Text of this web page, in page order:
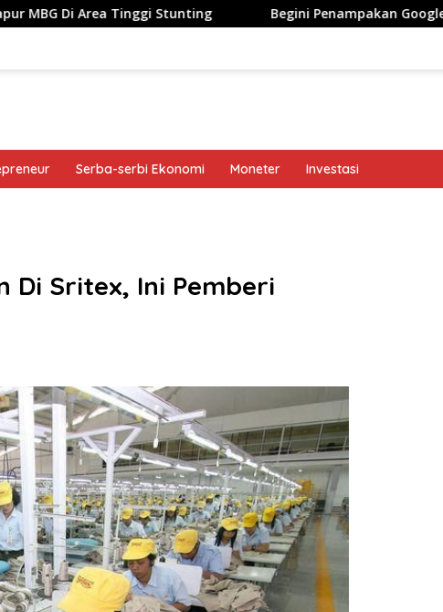
Tinggi Stunting Begini Penampakan Googlebook Bikinan
Serba-serbi Ekonomi Moneter Investasi
Di Sritex, Ini Pemberi